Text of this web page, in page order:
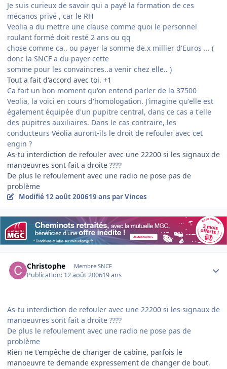
Je suis curieux de savoir qui a payé la formation de ces
mécanos privé , car le RH
Veolia a du mettre une clause comme quoi le personnel
roulant formé doit resté 2 ans ou qq
chose comme ca.. ou payer la somme de.x millier d'Euros ... (
donc la SNCF a du payer cette
somme pour les convaincres..a venir chez elle.. )
Tout a fait d'accord avec toi. +1
Ca fait un bon moment qu'on entend parler de la 37500
Veolia, la voici en cours d'homologation. J'imagine qu'elle est
également équipée d'un pupitre central, dans ce cas a t'elle
des pupitres auxiliaires. Dans le cas contraire, les
conducteurs Véolia auront-ils le droit de refouler avec cet
engin ?
As-tu interdiction de refouler avec une 22200 si les signaux de
manoeuvres sont fait a droite ????
De plus le refoulement avec une radio ne pose pas de
problème
Modifié 12 août 200619 ans par Vinces
Christophe Membre SNCF
Publication: 12 août 200619 ans
As-tu interdiction de refouler avec une 22200 si les signaux de
manoeuvres sont fait a droite ????
De plus le refoulement avec une radio ne pose pas de
problème
Rien ne t'empêche de changer de cabine, parfois le
manoeuvre te demande expressement de changer de bout.